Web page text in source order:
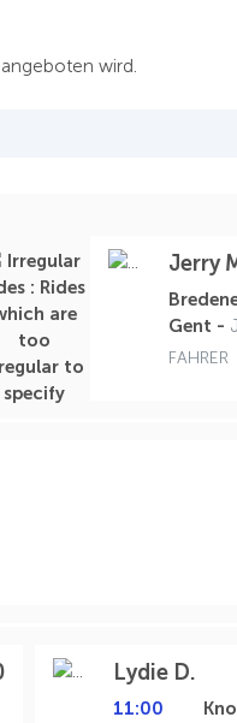
wird.
Jerry
Gent -
FAHRER
Lydie D.
11:00